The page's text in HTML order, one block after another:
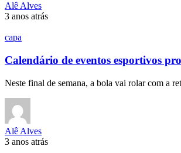
Alê Alves
3 anos atrás
capa
Calendário de eventos esportivos
Neste final de semana, a bola vai rolar com a
Alê Alves
3 anos atrás